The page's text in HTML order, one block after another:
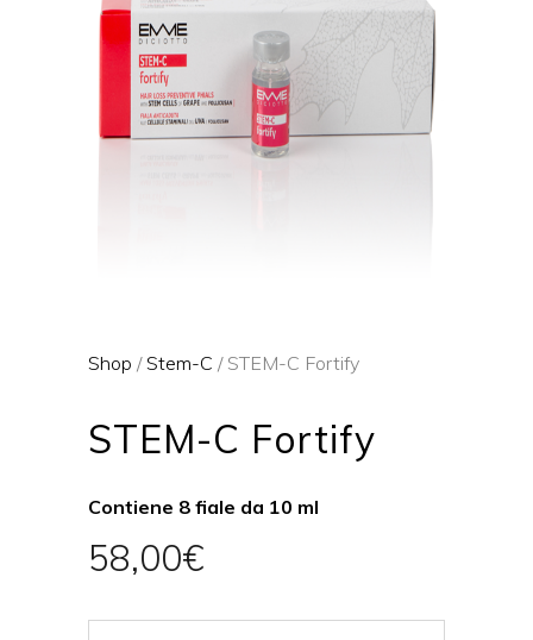
Shop /Stem-C / STEM-C Fortify
STEM-C Fortify
Contiene 8 fiale da 10 ml
58,00€